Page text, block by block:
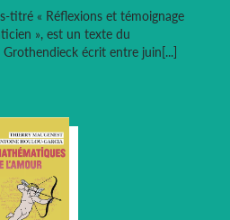
titré « Réflexions et témoignage
», est un texte du
écrit entre juin[...]